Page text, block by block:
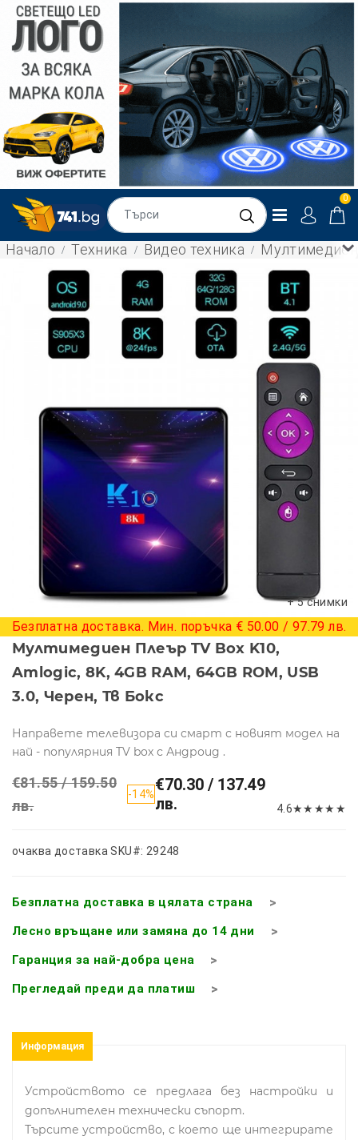
0
Начало Техника Видео техника Мултимедиен
+ 5 снимки
Безплатна доставка. Мин. поръчка € 50.00 / 97.79 лв.
Мултимедиен Плеър TV Box K10,
Amlogic, 8K, 4GB RAM, 64GB ROM, USB
3.0, Черен, Тв Бокс
Направете телевизора си смарт с новият модел на
най - популярния TV box с Андроид .
€81.55 / 159.50
лв.
-14%€70.30 / 137.49
лв.
4.6★★ ★★ ★
очаква доставка SKU#: 29248
Безплатна доставка в цялата страна
Лесно връщане или замяна до 14 дни
Гаранция за най-добра цена
Прегледай преди да платиш
Информация
Устройството се предлага без настройки и
допълнителен технически съпорт.
Търсите устройство, с което ще интегрирате